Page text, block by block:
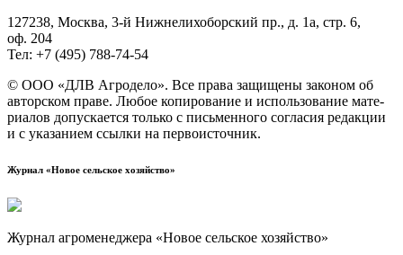
127238, Москва, 3‑й Ниж­не­ли­хо­бор­ский пр., д. 1а, стр. 6,
оф. 204
Тел: +7 (495) 788‑74‑54
© ООО «ДЛВ Агро­де­ло». Все пра­ва защи­ще­ны зако­ном об
автор­ском пра­ве. Любое копи­ро­ва­ние и исполь­зо­ва­ние мате­
ри­а­лов допус­ка­ет­ся толь­ко с пись­мен­но­го согла­сия редак­ции
и с ука­за­ни­ем ссыл­ки на первоисточник.
Журнал «Новое сельское хозяйство»
Журнал агроменеджера «Новое сельское хозяйство»